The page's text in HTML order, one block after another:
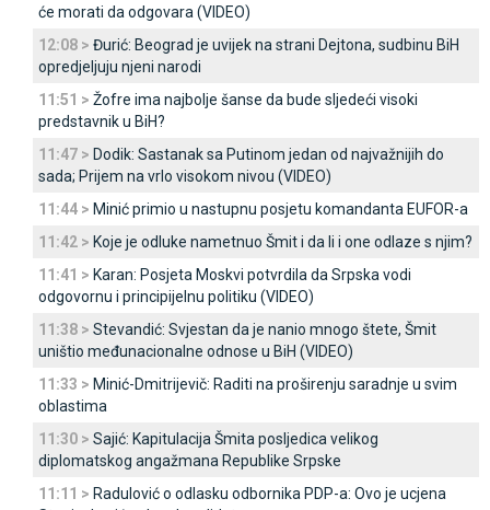
će morati da odgovara (VIDEO)
12:08 > Đurić: Beograd je uvijek na strani Dejtona, sudbinu BiH
opredjeljuju njeni narodi
11:51 > Žofre ima najbolje šanse da bude sljedeći visoki
predstavnik u BiH?
11:47 > Dodik: Sastanak sa Putinom jedan od najvažnijih do
sada; Prijem na vrlo visokom nivou (VIDEO)
11:44 > Minić primio u nastupnu posjetu komandanta EUFOR-a
11:42 > Koje je odluke nametnuo Šmit i da li i one odlaze s njim?
11:41 > Karan: Posjeta Moskvi potvrdila da Srpska vodi
odgovornu i principijelnu politiku (VIDEO)
11:38 > Stevandić: Svjestan da je nanio mnogo štete, Šmit
uništio međunacionalne odnose u BiH (VIDEO)
11:33 > Minić-Dmitrijevič: Raditi na proširenju saradnje u svim
oblastima
11:30 > Sajić: Kapitulacija Šmita posljedica velikog
diplomatskog angažmana Republike Srpske
11:11 > Radulović o odlasku odbornika PDP-a: Ovo je ucjena